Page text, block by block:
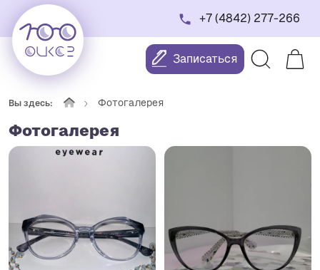
+7 (4842) 277-266
Записаться
Вы здесь: Фотогалерея
Фотогалерея